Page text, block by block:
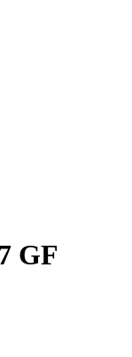
GF